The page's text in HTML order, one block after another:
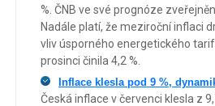
%. ČNB ve své prognóze
Nadále platí, že meziroční inflaci
vliv úsporného energetického
prosinci činila 4,2 %.
Inflace klesla pod 9 %,
Česká inflace v červenci klesla z